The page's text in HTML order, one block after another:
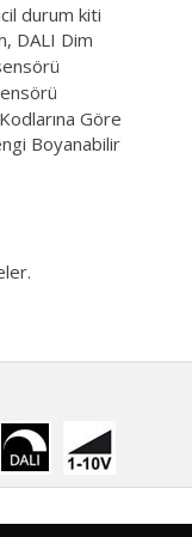
durum kiti
DALI Dim
Göre
Boyanabilir